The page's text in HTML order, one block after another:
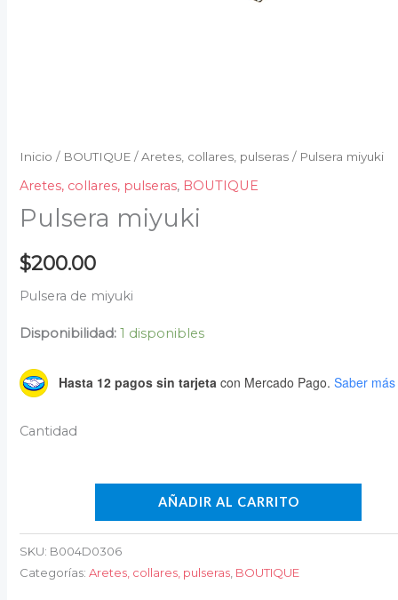
Inicio / BOUTIQUE /Aretes, collares, pulseras / Pulsera miyuki
Aretes, collares, pulseras, BOUTIQUE
Pulsera miyuki
$200.00
Pulsera de miyuki
Disponibilidad: 1 disponibles
Hasta 12 pagos sin tarjeta con Mercado Pago. Saber más
AÑADIR AL CARRITO
SKU: B004D0306
Categorías:Aretes, collares, pulseras BOUTIQUE